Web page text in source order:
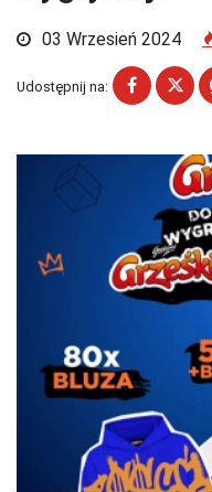
03 Wrzesień 2024
Udostępnij na: